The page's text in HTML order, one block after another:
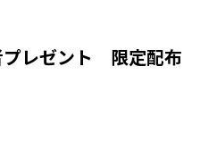
プレゼント 限定配布